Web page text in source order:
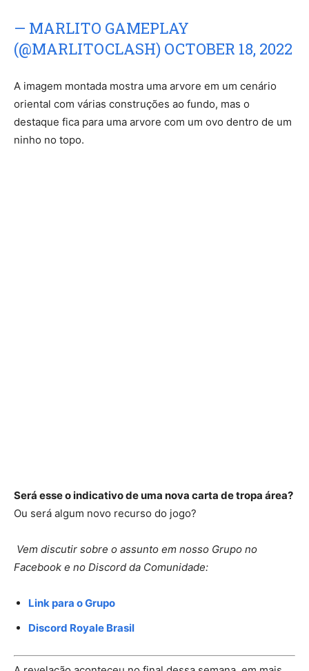
— MARLITO GAMEPLAY
(@MARLITOCLASH) OCTOBER 18, 2022
A imagem montada mostra uma arvore em um cenário
oriental com várias construções ao fundo, mas o
destaque fica para uma arvore com um ovo dentro de um
ninho no topo.
Será esse o indicativo de uma nova carta de tropa área?
Ou será algum novo recurso do jogo?
Vem discutir sobre o assunto em nosso Grupo no
Facebook e no Discord da Comunidade:
Link para o Grupo
Discord Royale Brasil